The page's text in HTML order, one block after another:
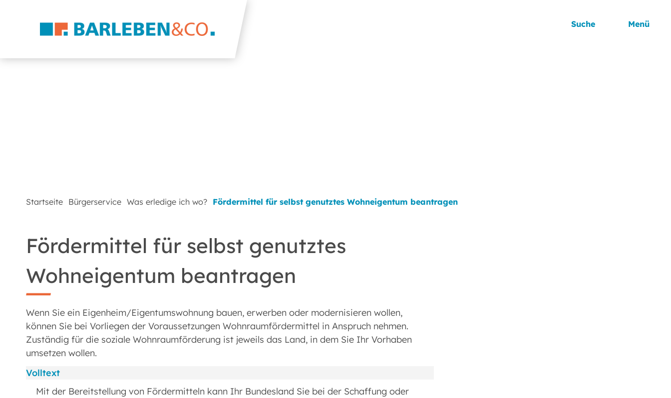
Suche Menü
Startseite Bürgerservice Was erledige ich wo? Fördermittel für selbst genutztes Wohneigentum beantragen
Fördermittel für selbst genutztes
Wohneigentum beantragen
Wenn Sie ein Eigenheim/Eigentumswohnung bauen, erwerben oder modernisieren wollen,
können Sie bei Vorliegen der Voraussetzungen Wohnraumfördermittel in Anspruch nehmen.
Zuständig für die soziale Wohnraumförderung ist jeweils das Land, in dem Sie Ihr Vorhaben
umsetzen wollen.
Volltext
Mit der Bereitstellung von Fördermitteln kann Ihr Bundesland Sie bei der Schaffung oder